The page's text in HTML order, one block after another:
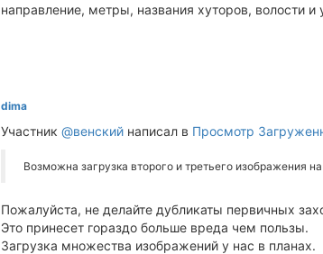
направление, метры, названия хуторов, волости и
dima
Участник @венский написал в Просмотр
Возможна загрузка второго и третьего изображения
Пожалуйста, не делайте дубликаты первичных
Это принесет гораздо больше вреда чем пользы.
Загрузка множества изображений у нас в планах.